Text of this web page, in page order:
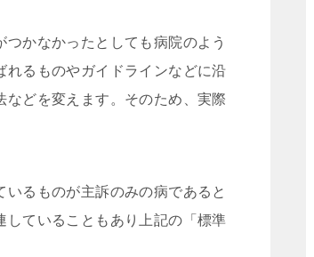
かなかったとしても病院のよう
れるものやガイドラインなどに沿
どを変えます。そのため、実際
るものが主訴のみの病であると
していることもあり上記の「標準